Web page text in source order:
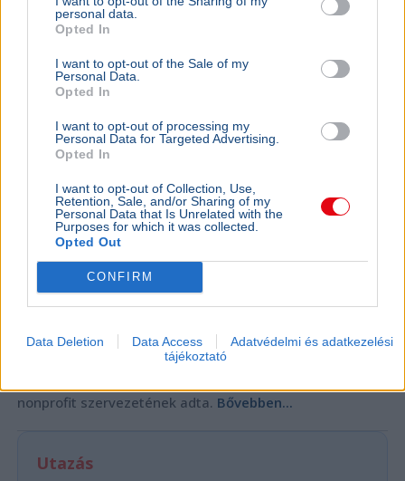
personal data.
Opted In
I want to opt-out of the Sale of my
Personal Data.
Opted In
I want to opt-out of processing my
Personal Data for Targeted Advertising.
Opted In
I want to opt-out of Collection, Use,
Retention, Sale, and/or Sharing of my
Personal Data that Is Unrelated with the
Purposes for which it was collected.
Opted Out
CONFIRM
Data Deletion Data Access
Adatvédelmi és adatkezelési
tájékoztató
SZÓRAKOZÁS 2026. július 31.
is milliomosban
Ben Affleck egymillió dollárt nyert a Legyen Ön is
nonprofit szervezetének adta. Bővebben...
Utazás